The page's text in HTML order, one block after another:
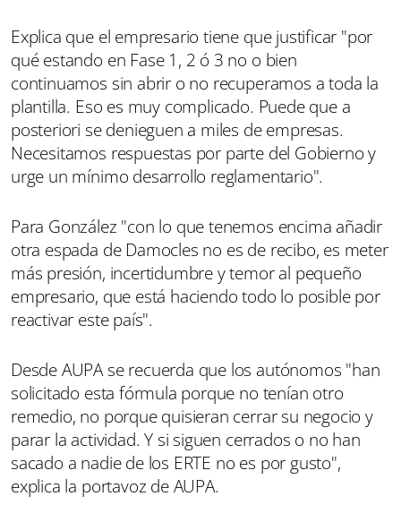
Explica que el empresario tiene que justificar "por
qué estando en Fase 1, 2 ó 3 no o bien
continuamos sin abrir o no recuperamos a toda la
plantilla. Eso es muy complicado. Puede que a
posteriori se denieguen a miles de empresas.
Necesitamos respuestas por parte del Gobierno y
urge un mínimo desarrollo reglamentario".
Para González "con lo que tenemos encima añadir
otra espada de Damocles no es de recibo, es meter
más presión, incertidumbre y temor al pequeño
empresario, que está haciendo todo lo posible por
reactivar este país".
Desde AUPA se recuerda que los autónomos "han
solicitado esta fórmula porque no tenían otro
remedio, no porque quisieran cerrar su negocio y
parar la actividad. Y si siguen cerrados o no han
sacado a nadie de los ERTE no es por gusto",
explica la portavoz de AUPA.